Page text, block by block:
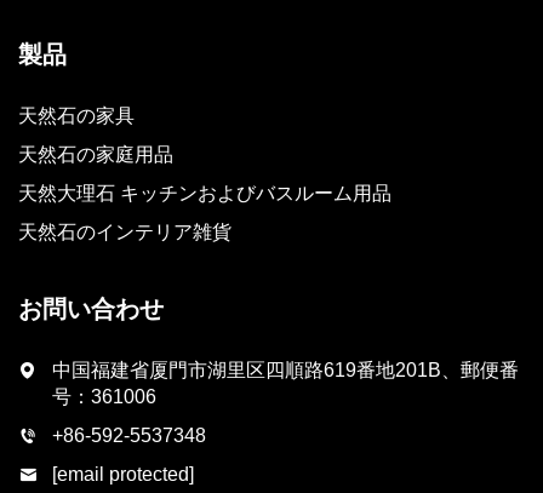
製品
天然石の家具
天然石の家庭用品
天然大理石 キッチンおよびバスルーム用品
天然石のインテリア雑貨
お問い合わせ
中国福建省厦門市湖里区四順路619番地201B、郵便番
号：361006
+86-592-5537348
[email protected]